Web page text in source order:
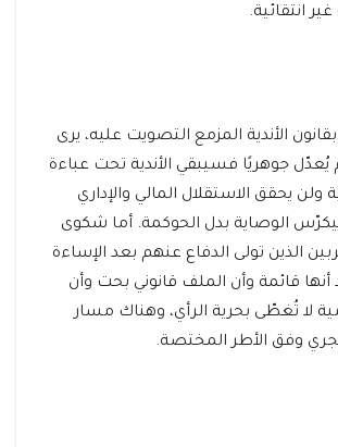
انتقائية.
الأندية المزمع التصويت عليه، يرى
يُعدّل جوهريًا فسيبقي الأندية تحت عباءة
ولن يحقق الاستقلال المالي والإداري
الوصاية بدل الحوكمة. أما شكوى
الذين تولى الدفاع عنهم بعد الإساءة
أنها قائمة وأن الملف قانوني بحت وأن
لا تُغطّى بحرية الرأي، وهناك مسار
وفق الأطر المختصة.